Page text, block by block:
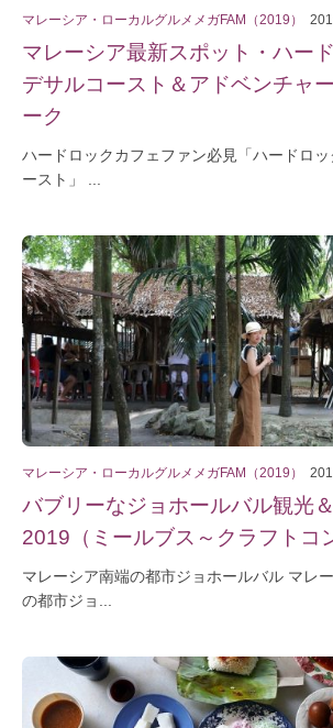
マレーシア・ローカルグルメメガFAM（2019）
マレーシア最新スポット・ハー
デサルコースト＆アドベンチャ
ーク
ハードロックカフェファン必見「ハードロ
ースト」 ...
マレーシア・ローカルグルメメガFAM（2019）
バブリーなジョホールバル観光
2019（ミールブス～クラフトコ
マレーシア南端の都市ジョホールバル マレ
の都市ジョ...